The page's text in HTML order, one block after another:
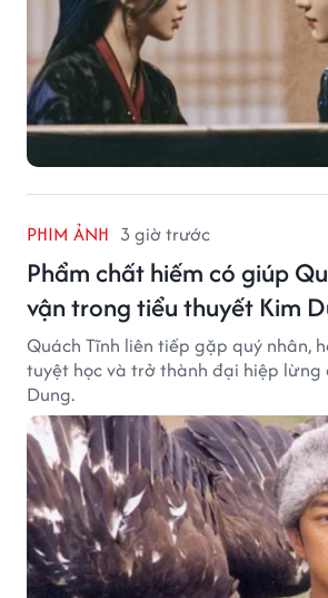
PHIM ẢNH 3 giờ trước
Phẩm chất hiếm có giúp
vận trong tiểu thuyết Kim
Quách Tĩnh liên tiếp gặp quý nhân,
tuyệt học và trở thành đại hiệp lừng
Dung.